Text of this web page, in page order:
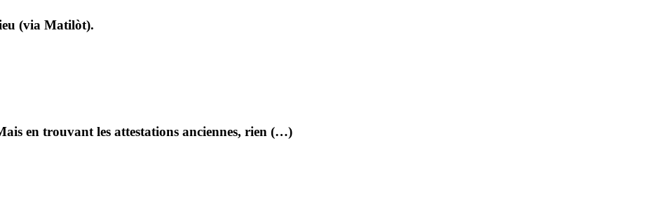
(via Matilòt).
en trouvant les attestations anciennes, rien (…)